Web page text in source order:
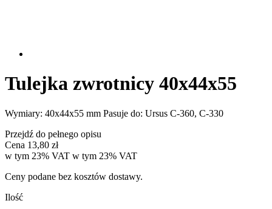
Tulejka zwrotnicy 40x44x55
Wymiary: 40x44x55 mm Pasuje do: Ursus C-360, C-330
Przejdź do pełnego opisu
Cena 13,80 zł
w tym 23% VAT w tym 23% VAT
Ceny podane bez kosztów dostawy.
Ilość